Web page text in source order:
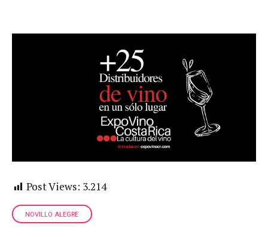
Post Views: 3.214
NOVILLO ALEGRE